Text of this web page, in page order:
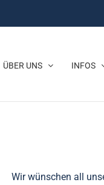
ÜBER UNS INFOS
Wir wünschen all